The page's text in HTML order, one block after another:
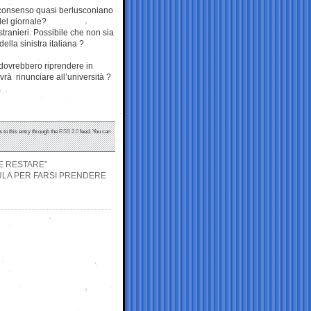
quasi berlusconiano
giornale?
Possibile che non sia
sinistra italiana ?
riprendere in
rinunciare all’università ?
to this entry through theRSS 2.0feed. You can
RESTARE”
PER FARSI PRENDERE